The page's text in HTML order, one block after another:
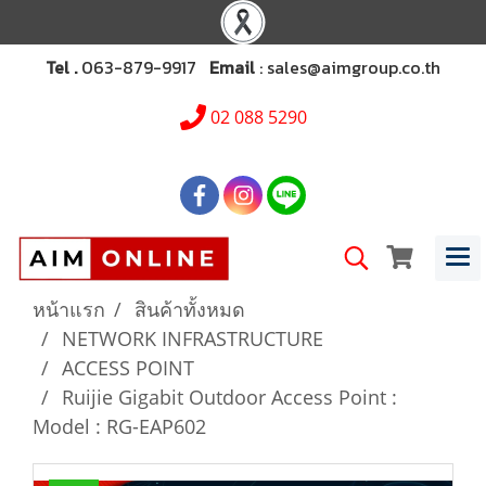
Tel .063-879-9917 Email : sales@aimgroup.co.th
02 088 5290
หน้าแรก
สินค้าทั้งหมด
NETWORK INFRASTRUCTURE
ACCESS POINT
Ruijie Gigabit Outdoor Access Point :
Model : RG-EAP602